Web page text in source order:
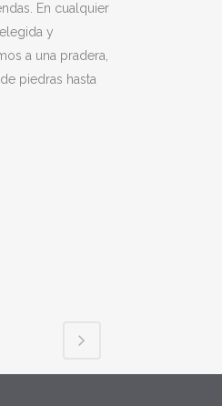
En cualquier
y
a una pradera,
piedras hasta